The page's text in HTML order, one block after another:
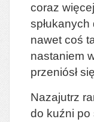
coraz
nawet coś
nastaniem
przeniósł
Nazajutrz
do kuźni po